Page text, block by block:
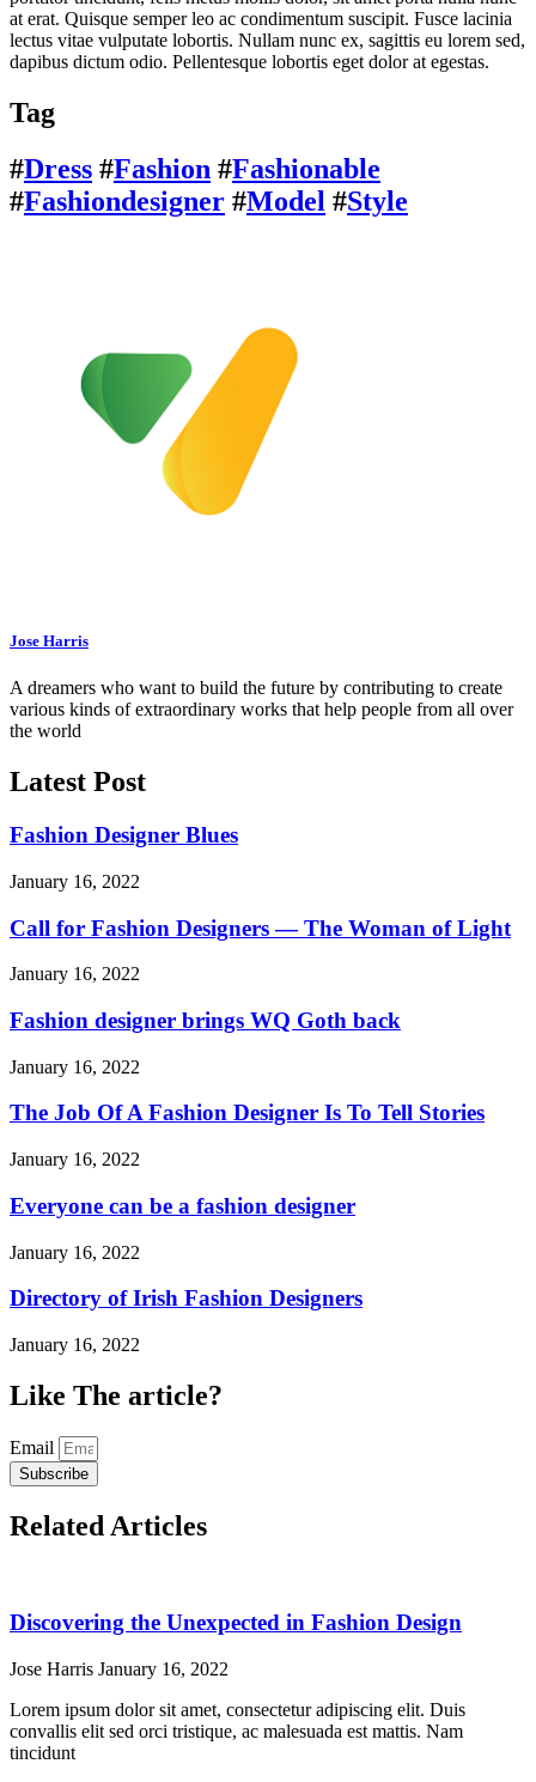
at erat. Quisque semper leo ac condimentum suscipit. Fusce lacinia
lectus vitae vulputate lobortis. Nullam nunc ex, sagittis eu lorem sed,
dapibus dictum odio. Pellentesque lobortis eget dolor at egestas.
Tag
#Dress #Fashion #Fashionable
#Fashiondesigner #Model #Style
Jose Harris
A dreamers who want to build the future by contributing to create
various kinds of extraordinary works that help people from all over
the world
Latest Post
Fashion Designer Blues
January 16, 2022
Call for Fashion Designers — The Woman of Light
January 16, 2022
Fashion designer brings WQ Goth back
January 16, 2022
The Job Of A Fashion Designer Is To Tell Stories
January 16, 2022
Everyone can be a fashion designer
January 16, 2022
Directory of Irish Fashion Designers
January 16, 2022
Like The article?
Email
Subscribe
Related Articles
Discovering the Unexpected in Fashion Design
Jose Harris January 16, 2022
Lorem ipsum dolor sit amet, consectetur adipiscing elit. Duis
convallis elit sed orci tristique, ac malesuada est mattis. Nam
tincidunt